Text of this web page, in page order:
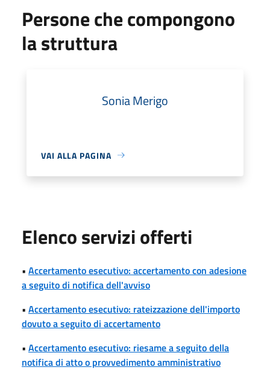
Persone che compongono
la struttura
Sonia Merigo
VAI ALLA PAGINA
Elenco servizi offerti
• Accertamento esecutivo: accertamento con adesione
a seguito di notifica dell'avviso
• Accertamento esecutivo: rateizzazione dell'importo
dovuto a seguito di accertamento
• Accertamento esecutivo: riesame a seguito della
notifica di atto o provvedimento amministrativo